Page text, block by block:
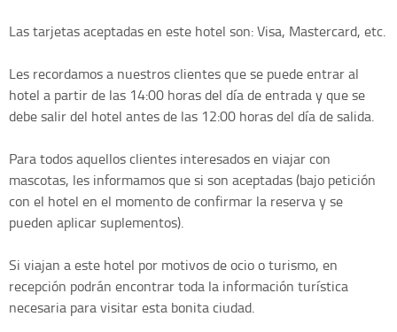
Las tarjetas aceptadas en este hotel son: Visa, Mastercard, etc.
Les recordamos a nuestros clientes que se puede entrar al
hotel a partir de las 14:00 horas del día de entrada y que se
debe salir del hotel antes de las 12:00 horas del día de salida.
Para todos aquellos clientes interesados en viajar con
mascotas, les informamos que si son aceptadas (bajo petición
con el hotel en el momento de confirmar la reserva y se
pueden aplicar suplementos).
Si viajan a este hotel por motivos de ocio o turismo, en
recepción podrán encontrar toda la información turística
necesaria para visitar esta bonita ciudad.